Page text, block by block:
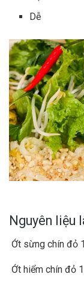
Dễ
Nguyên liệu
Ớt sừng chín đỏ
Ớt hiểm chín đỏ